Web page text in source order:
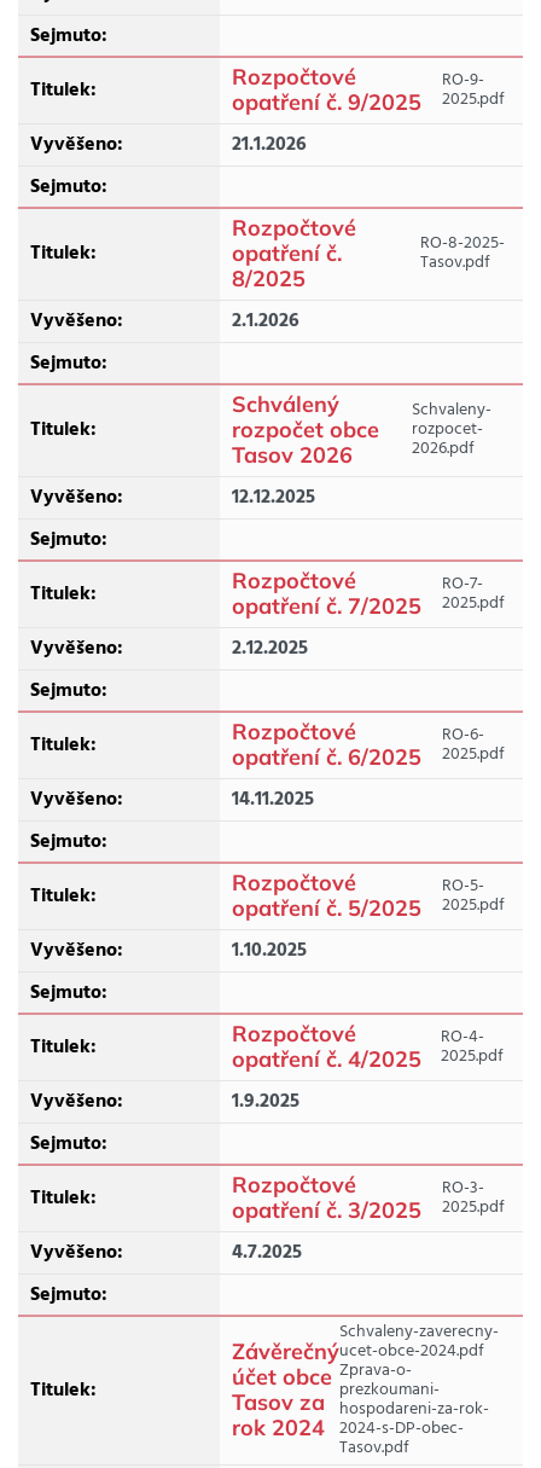
Rozpočtové
opatření č. 9/2025
RO-9-
2025.pdf
21.1.2026
Rozpočtové
opatření č.
8/2025
RO-8-2025-
Tasov.pdf
2.1.2026
Schválený
rozpočet obce
Tasov 2026
Schvaleny-
rozpocet-
2026.pdf
12.12.2025
Rozpočtové
opatření č. 7/2025
RO-7-
2025.pdf
2.12.2025
Rozpočtové
opatření č. 6/2025
RO-6-
2025.pdf
14.11.2025
Rozpočtové
opatření č. 5/2025
RO-5-
2025.pdf
1.10.2025
Rozpočtové
opatření č. 4/2025
RO-4-
2025.pdf
1.9.2025
Rozpočtové
opatření č. 3/2025
RO-3-
2025.pdf
4.7.2025
Závěrečný
účet obce
Tasov za
rok 2024
Schvaleny-zaverecny-
ucet-obce-2024.pdf
Zprava-o-
prezkoumani-
hospodareni-za-rok-
2024-s-DP-obec-
Tasov.pdf